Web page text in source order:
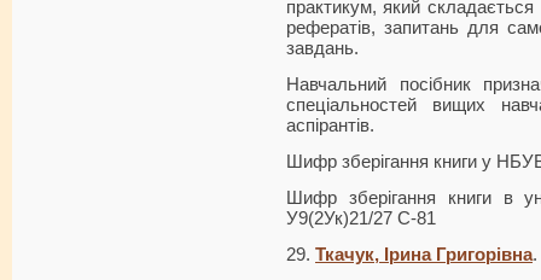
практикум, який складається
рефератів, запитань для
завдань.
Навчальний посібник
спеціальностей вищих
аспірантів.
Шифр зберігання книги у
Шифр зберігання книги в
У9(2Ук)21/27 С-81
29. Ткачук, Ірина Григорівна.